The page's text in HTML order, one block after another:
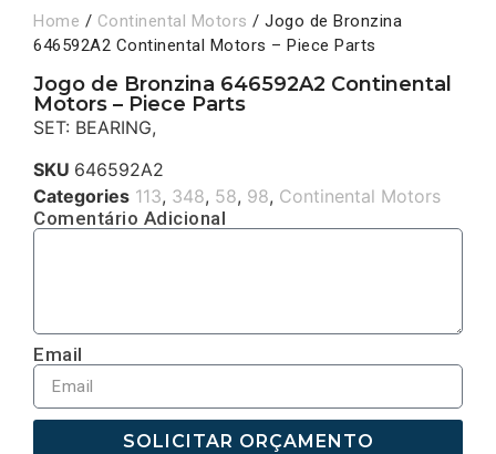
Home / Continental Motors / Jogo de Bronzina
646592A2 Continental Motors – Piece Parts
Jogo de Bronzina 646592A2 Continental
Motors – Piece Parts
SET: BEARING,
SKU 646592A2
Categories 113, 348, 58, 98, Continental Motors
Comentário Adicional
Email
SOLICITAR ORÇAMENTO